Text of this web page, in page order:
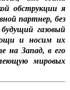
обструкции я
партнер, без
газовый
и носим их
на Запад, в его
мировых